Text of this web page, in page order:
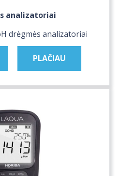
analizatoriai
drėgmės analizatoriai
PLAČIAU